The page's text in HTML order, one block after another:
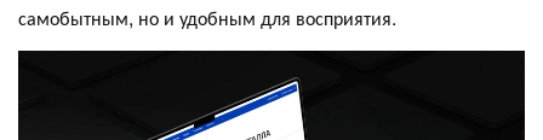
самобытным, но и удобным для восприятия.